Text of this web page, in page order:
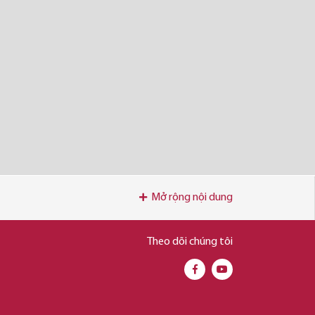
Mở rộng nội dung
Theo dõi chúng tôi